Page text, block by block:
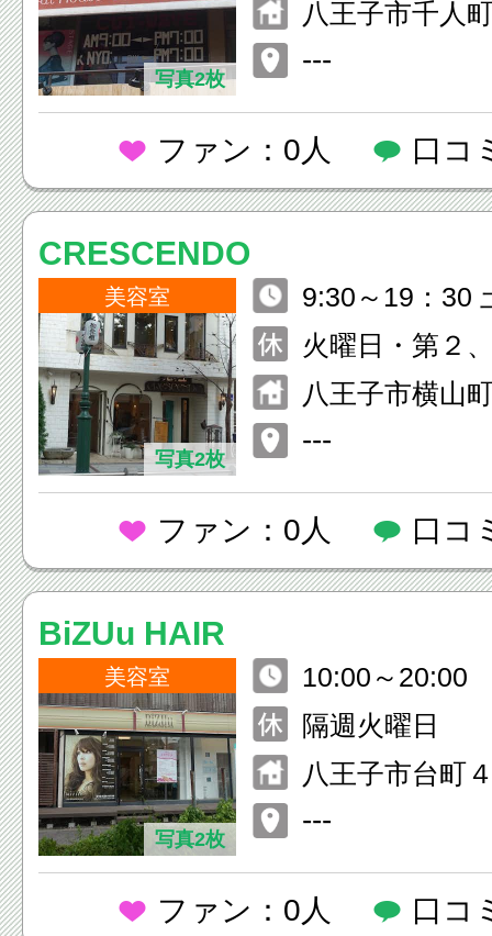
写真2枚
八王子市千人
---
ファン：0人 口コ
CRESCENDO
美容室
写真2枚
9:30～19：30
0～19：00
火曜日・第２
八王子市横山
---
ファン：0人 口コ
BiZUu HAIR
美容室
写真2枚
10:00～20:00
隔週火曜日
八王子市台町
---
ファン：0人 口コ